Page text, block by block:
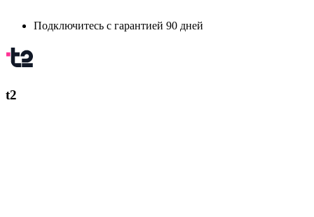
Подключитесь с гарантией 90 дней
t2